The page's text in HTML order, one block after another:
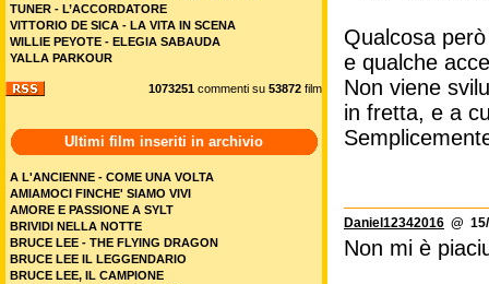
Qualcosa
e qualche
Non viene
in fretta, e a
Daniel12342016 @
Non mi è
TUNER - L’ACCORDATORE
VITTORIO DE SICA - LA VITA IN SCENA
WILLIE PEYOTE - ELEGIA SABAUDA
YALLA PARKOUR
1073251 commenti su 53872 film
Ultimi film inseriti in archivio
A L'ANCIENNE - COME UNA VOLTA
AMIAMOCI FINCHE' SIAMO VIVI
AMORE E PASSIONE A SYLT
BRIVIDI NELLA NOTTE
BRUCE LEE - THE FLYING DRAGON
BRUCE LEE IL LEGGENDARIO
BRUCE LEE, IL CAMPIONE